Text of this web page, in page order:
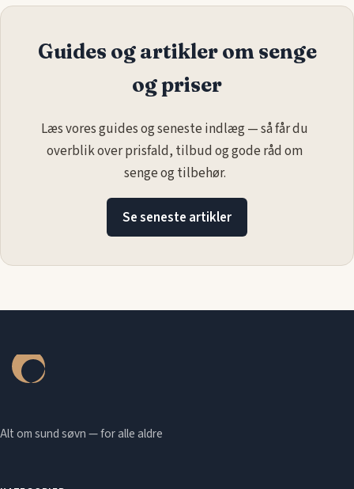
Guides og artikler om senge
og priser
Læs vores guides og seneste indlæg — så får du
overblik over prisfald, tilbud og gode råd om
senge og tilbehør.
Se seneste artikler
Alt om sund søvn — for alle aldre